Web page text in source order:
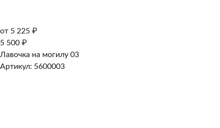
от 5 225 ₽
5 500 ₽
Лавочка на могилу 03
Артикул: 5600003